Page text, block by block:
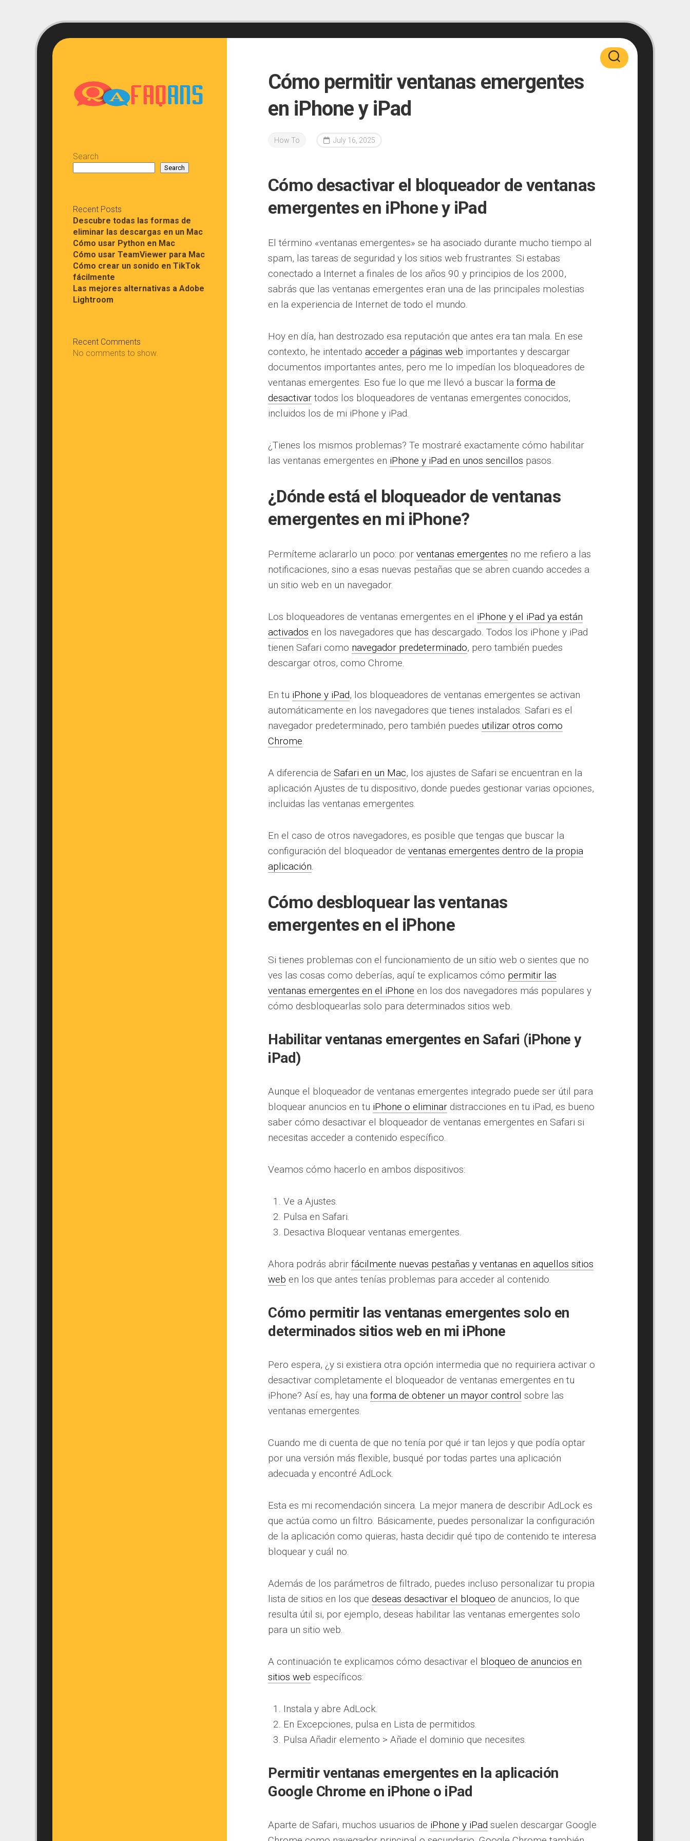
Search
Search
Recent Posts
Descubre todas las formas de
eliminar las descargas en un Mac
Cómo usar Python en Mac
Cómo usar TeamViewer para Mac
Cómo crear un sonido en TikTok
fácilmente
Las mejores alternativas a Adobe
Lightroom
Recent Comments
No comments to show.
Cómo permitir ventanas emergentes
en iPhone y iPad
How To July 16, 2025
Cómo desactivar el bloqueador de ventanas
emergentes en iPhone y iPad
El término «ventanas emergentes» se ha asociado durante mucho tiempo al
spam, las tareas de seguridad y los sitios web frustrantes. Si estabas
conectado a Internet a finales de los años 90 y principios de los 2000,
sabrás que las ventanas emergentes eran una de las principales molestias
en la experiencia de Internet de todo el mundo.
Hoy en día, han destrozado esa reputación que antes era tan mala. En ese
contexto, he intentado acceder a páginas web importantes y descargar
documentos importantes antes, pero me lo impedían los bloqueadores de
ventanas emergentes. Eso fue lo que me llevó a buscar la forma de
desactivar todos los bloqueadores de ventanas emergentes conocidos,
incluidos los de mi iPhone y iPad.
¿Tienes los mismos problemas? Te mostraré exactamente cómo habilitar
las ventanas emergentes en iPhone y iPad en unos sencillos pasos.
¿Dónde está el bloqueador de ventanas
emergentes en mi iPhone?
Permíteme aclararlo un poco: por ventanas emergentes no me refiero a las
notificaciones, sino a esas nuevas pestañas que se abren cuando accedes a
un sitio web en un navegador.
Los bloqueadores de ventanas emergentes en el iPhone y el iPad ya están
activados en los navegadores que has descargado. Todos los iPhone y iPad
tienen Safari como navegador predeterminado, pero también puedes
descargar otros, como Chrome.
En tu iPhone y iPad, los bloqueadores de ventanas emergentes se activan
automáticamente en los navegadores que tienes instalados. Safari es el
navegador predeterminado, pero también puedes utilizar otros como
Chrome.
A diferencia de Safari en un Mac, los ajustes de Safari se encuentran en la
aplicación Ajustes de tu dispositivo, donde puedes gestionar varias opciones,
incluidas las ventanas emergentes.
En el caso de otros navegadores, es posible que tengas que buscar la
configuración del bloqueador de ventanas emergentes dentro de la propia
aplicación.
Cómo desbloquear las ventanas
emergentes en el iPhone
Si tienes problemas con el funcionamiento de un sitio web o sientes que no
ves las cosas como deberías, aquí te explicamos cómo permitir las
ventanas emergentes en el iPhone en los dos navegadores más populares y
cómo desbloquearlas solo para determinados sitios web.
Habilitar ventanas emergentes en Safari (iPhone y
iPad)
Aunque el bloqueador de ventanas emergentes integrado puede ser útil para
bloquear anuncios en tu iPhone o eliminar distracciones en tu iPad, es bueno
saber cómo desactivar el bloqueador de ventanas emergentes en Safari si
necesitas acceder a contenido específico.
Veamos cómo hacerlo en ambos dispositivos:
Ve a Ajustes.
Pulsa en Safari.
Desactiva Bloquear ventanas emergentes.
Ahora podrás abrir fácilmente nuevas pestañas y ventanas en aquellos sitios
web en los que antes tenías problemas para acceder al contenido.
Cómo permitir las ventanas emergentes solo en
determinados sitios web en mi iPhone
Pero espera, ¿y si existiera otra opción intermedia que no requiriera activar o
desactivar completamente el bloqueador de ventanas emergentes en tu
iPhone? Así es, hay una forma de obtener un mayor control sobre las
ventanas emergentes.
Cuando me di cuenta de que no tenía por qué ir tan lejos y que podía optar
por una versión más flexible, busqué por todas partes una aplicación
adecuada y encontré AdLock.
Esta es mi recomendación sincera. La mejor manera de describir AdLock es
que actúa como un filtro. Básicamente, puedes personalizar la configuración
de la aplicación como quieras, hasta decidir qué tipo de contenido te interesa
bloquear y cuál no.
Además de los parámetros de filtrado, puedes incluso personalizar tu propia
lista de sitios en los que deseas desactivar el bloqueo de anuncios, lo que
resulta útil si, por ejemplo, deseas habilitar las ventanas emergentes solo
para un sitio web.
A continuación te explicamos cómo desactivar el bloqueo de anuncios en
sitios web específicos:
Instala y abre AdLock.
En Excepciones, pulsa en Lista de permitidos.
Pulsa Añadir elemento > Añade el dominio que necesites.
Permitir ventanas emergentes en la aplicación
Google Chrome en iPhone o iPad
Aparte de Safari, muchos usuarios de iPhone y iPad suelen descargar Google